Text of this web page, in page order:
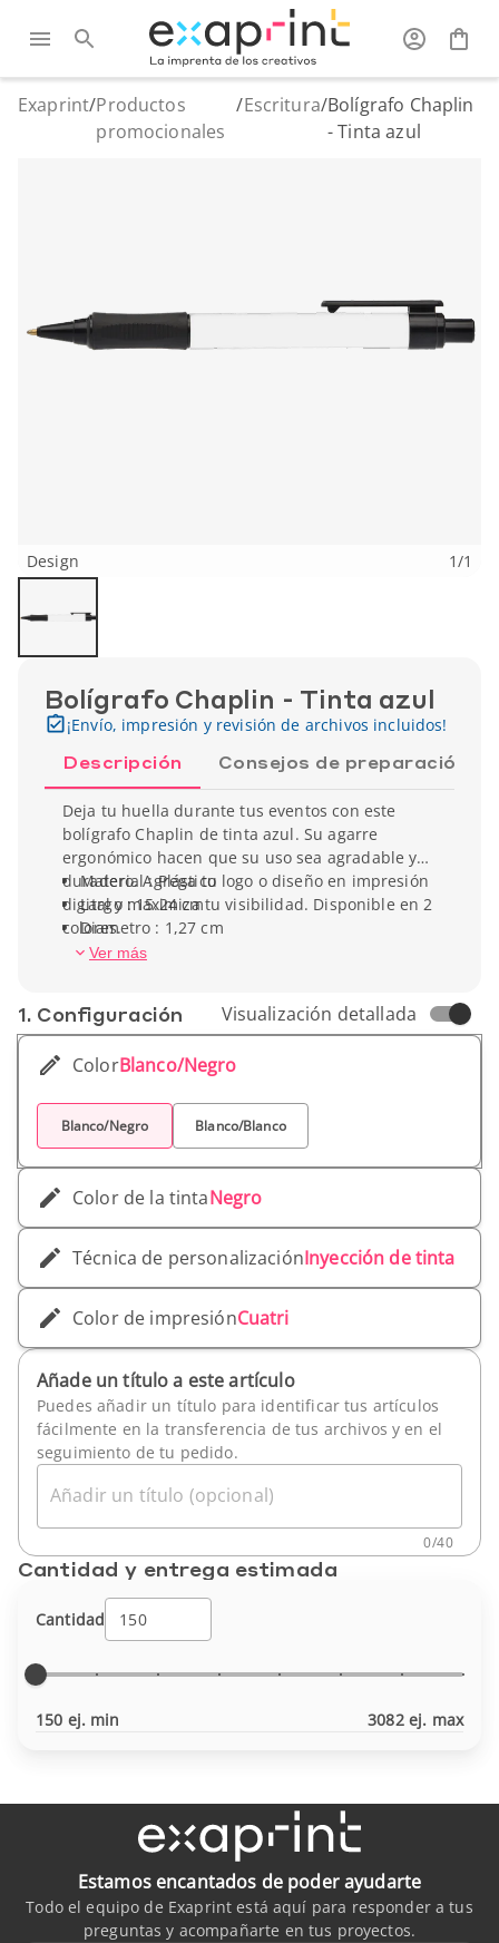
Exaprint/Productos
promocionales
/Escritura/Bolígrafo Chaplin
- Tinta azul
Design 1/1
Bolígrafo Chaplin - Tinta azul
¡Envío, impresión y revisión de archivos incluidos!
Descripción Consejos de preparación
Deja tu huella durante tus eventos con este
bolígrafo Chaplin de tinta azul. Su agarre
ergonómico hacen que su uso sea agradable y
duradero. Agrega tu logo o diseño en impresión
digital y maximiza tu visibilidad. Disponible en 2
colores.
Material : Plástico
Largo : 15.24 cm
Diametro : 1,27 cm
Peso unitario : 9.07 gr
Ver más
1. Conf­iguración Visualización detallada
ColorBlanco/Negro
Blanco/Negro Blanco/Blanco
Color de la tintaNegro
Técnica de personalizaciónInyección de tinta
Color de impresiónCuatri
Añade un título a este artículo
Puedes añadir un título para identificar tus artículos
fácilmente en la transferencia de tus archivos y en el
seguimiento de tu pedido.
Añadir un título (opcional)
0/40
Cantidad y entrega estimada
Cantidad
150 ej. min 3082 ej. max
Estamos encantados de poder ayudarte
Todo el equipo de Exaprint está aquí para responder a tus
preguntas y acompañarte en tus proyectos.